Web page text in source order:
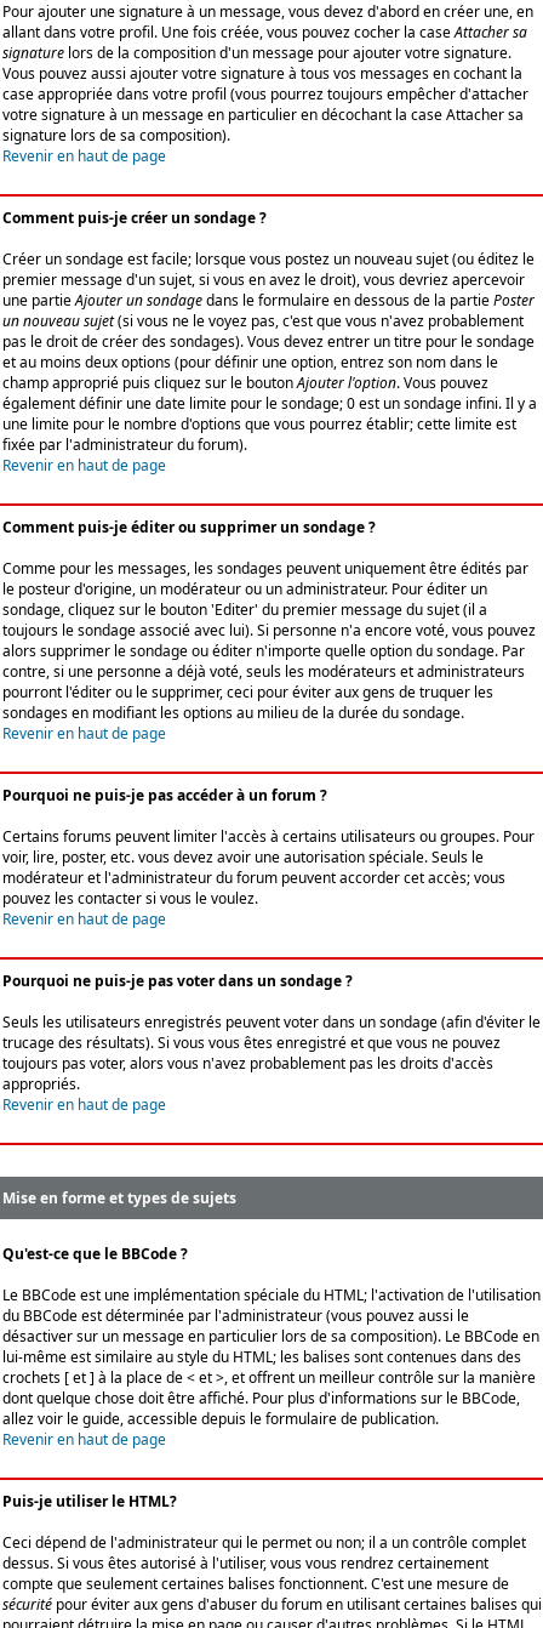
Pour ajouter une signature à un message, vous devez d'abord en créer une, en
allant dans votre profil. Une fois créée, vous pouvez cocher la caseAttacher sa
signature lors de la composition d'un message pour ajouter votre signature.
Vous pouvez aussi ajouter votre signature à tous vos messages en cochant la
case appropriée dans votre profil (vous pourrez toujours empêcher d'attacher
votre signature à un message en particulier en décochant la case Attacher sa
signature lors de sa composition).
Revenir en haut de page
Comment puis-je créer un sondage ?
Créer un sondage est facile; lorsque vous postez un nouveau sujet (ou éditez le
premier message d'un sujet, si vous en avez le droit), vous devriez apercevoir
une partieAjouter un sondagedans le formulaire en dessous de la partiePoster
un nouveau sujet(si vous ne le voyez pas, c'est que vous n'avez probablement
pas le droit de créer des sondages). Vous devez entrer un titre pour le sondage
et au moins deux options (pour définir une option, entrez son nom dans le
champ approprié puis cliquez sur le boutonAjouter l'option. Vous pouvez
également définir une date limite pour le sondage; 0 est un sondage infini. Il y a
une limite pour le nombre d'options que vous pourrez établir; cette limite est
fixée par l'administrateur du forum).
Revenir en haut de page
Comment puis-je éditer ou supprimer un sondage ?
Comme pour les messages, les sondages peuvent uniquement être édités par
le posteur d'origine, un modérateur ou un administrateur. Pour éditer un
sondage, cliquez sur le bouton 'Editer' du premier message du sujet (il a
toujours le sondage associé avec lui). Si personne n'a encore voté, vous pouvez
alors supprimer le sondage ou éditer n'importe quelle option du sondage. Par
contre, si une personne a déjà voté, seuls les modérateurs et administrateurs
pourront l'éditer ou le supprimer, ceci pour éviter aux gens de truquer les
sondages en modifiant les options au milieu de la durée du sondage.
Revenir en haut de page
Pourquoi ne puis-je pas accéder à un forum ?
Certains forums peuvent limiter l'accès à certains utilisateurs ou groupes. Pour
voir, lire, poster, etc. vous devez avoir une autorisation spéciale. Seuls le
modérateur et l'administrateur du forum peuvent accorder cet accès; vous
pouvez les contacter si vous le voulez.
Revenir en haut de page
Pourquoi ne puis-je pas voter dans un sondage ?
Seuls les utilisateurs enregistrés peuvent voter dans un sondage (afin d'éviter le
trucage des résultats). Si vous vous êtes enregistré et que vous ne pouvez
toujours pas voter, alors vous n'avez probablement pas les droits d'accès
appropriés.
Revenir en haut de page
Mise en forme et types de sujets
Qu'est-ce que le BBCode ?
Le BBCode est une implémentation spéciale du HTML; l'activation de l'utilisation
du BBCode est déterminée par l'administrateur (vous pouvez aussi le
désactiver sur un message en particulier lors de sa composition). Le BBCode en
lui-même est similaire au style du HTML; les balises sont contenues dans des
crochets [ et ] à la place de < et >, et offrent un meilleur contrôle sur la manière
dont quelque chose doit être affiché. Pour plus d'informations sur le BBCode,
allez voir le guide, accessible depuis le formulaire de publication.
Revenir en haut de page
Puis-je utiliser le HTML?
Ceci dépend de l'administrateur qui le permet ou non; il a un contrôle complet
dessus. Si vous êtes autorisé à l'utiliser, vous vous rendrez certainement
compte que seulement certaines balises fonctionnent. C'est une mesure de
sécurité pour éviter aux gens d'abuser du forum en utilisant certaines balises qui